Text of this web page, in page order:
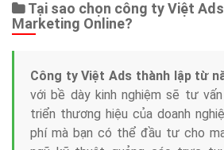
Tại sao chọn công ty Việt
Marketing Online?
Công ty Việt Ads thành lập từ
với bề dày kinh nghiệm sẽ tư
triển thương hiệu của doanh
phí mà bạn có thể đầu tư cho